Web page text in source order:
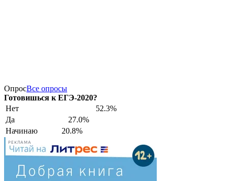
ОпросВсе опросы
Готовишься к ЕГЭ-2020?
Нет
52.3%
Да
27.0%
Начинаю
20.8%
РЕКЛАМА